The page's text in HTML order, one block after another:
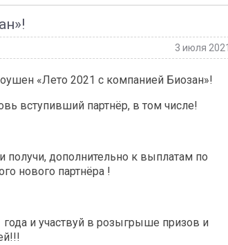
3 июля
«Лето 2021 с компанией Биозан»!
вступивший партнёр, в том числе!
получи, дополнительно к выплатам по
нового партнёра !
и участвуй в розыгрыше призов и